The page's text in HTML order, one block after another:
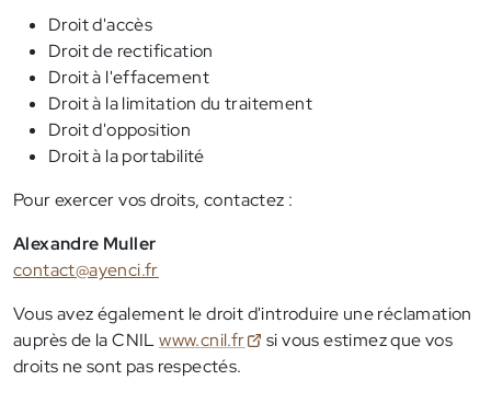
Droit d'accès
Droit de rectification
Droit à l'effacement
Droit à la limitation du traitement
Droit d'opposition
Droit à la portabilité
Pour exercer vos droits, contactez :
Alexandre Muller
contact@ayenci.fr
Vous avez également le droit d'introduire une réclamation
auprès de la CNILwww.cnil.fr
si vous estimez que vos
droits ne sont pas respectés.